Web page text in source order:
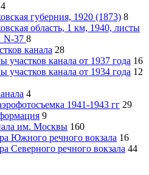
4
губерния, 1920 (1873) 8
область, 1 км, 1940, листы
37 8
канала 28
участков канала от 1937 года 16
участков канала от 1934 года 12
4
1941-1943 гг 29
9
им. Москвы 160
Южного речного вокзала 16
Северного речного вокзала 44